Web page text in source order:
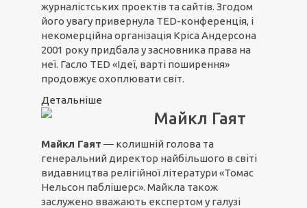
журналістських проектів та сайтів. Згодом
його увагу привернула TED-конференція, і
некомерційна організація Кріса Андерсона
2001 року придбала у засновника права на
неї. Гасло TED «Ідеї, варті поширення»
продовжує охоплювати світ.
Детальніше
Майкл Гаят
Майкл Гаят ― колишній голова та
генеральний директор найбільшого в світі
видавництва релігійної літератури «Томас
Нельсон паблішерс». Майкла також
заслужено вважають експертом у галузі